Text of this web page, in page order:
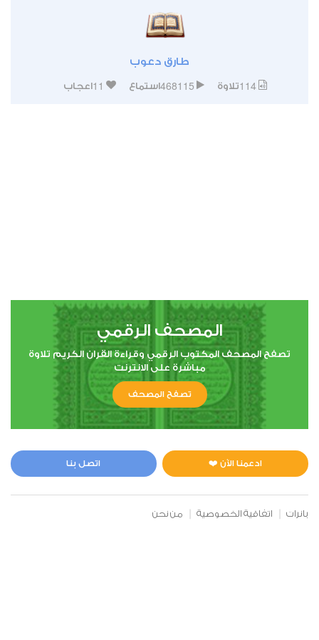
طارق دعوب
114تلاوة 468115استماع 11اعجاب
المصحف الرقمي
تصفح المصحف المكتوب الرقمي وقراءة القران الكريم تلاوة
مباشرة على الانترنت
تصفح المصحف
ادعمنا الآن ❤️ اتصل بنا
بانرات اتفاقية الخصوصية من نحن